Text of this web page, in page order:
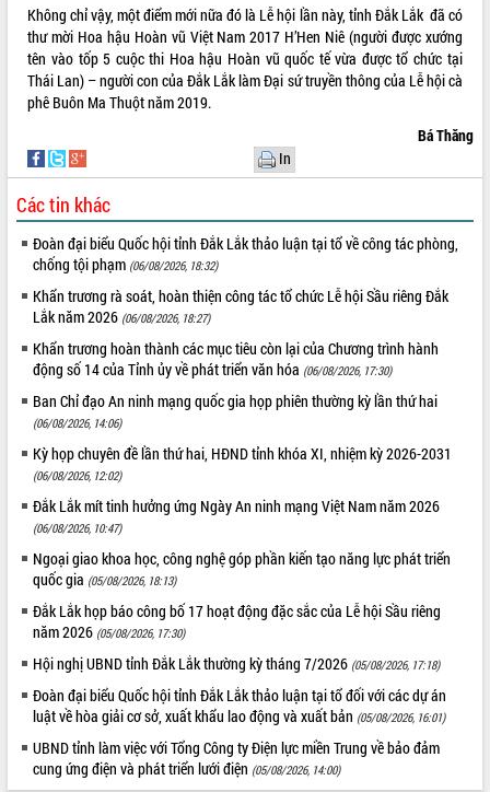
UBND tỉnh họp báo định kỳ tháng 4
năm 2026
Hội thảo khoa học “Giải pháp thúc đẩy
phát triển nền kinh tế xanh tại tỉnh
Đắk Lắk”
hiện nhiệm vụ quản lý tài sản công
hàng tuần
Tháo gỡ những vướng mắc, đẩy mạnh
tại Trung tâm Phục vụ hành chính
công tỉnh
Đắk Lắk: Tôn vinh 46 giải pháp tại Hội
thi Sáng tạo Kỹ thuật 2024 - 2025
Đắk Lắk rà soát, điều chỉnh Đề án 190
về phát triển nuôi trồng thủy sản
Phó Chủ tịch UBND tỉnh Đắk Lắk
Trương Công Thái kiểm tra thực địa
Dự án cao tốc Khánh Hòa - Buôn Ma
Thuột
sản sống” trong dòng chảy toàn cầu
Xây dựng nông thôn mới: Nâng cao đời
sống người dân từ những mô hình thiết
thực
Quyết liệt tháo gỡ vướng mắc, đẩy
nhanh tiến độ các dự án trọng điểm
trong Khu kinh tế Nam Phú Yên
Hòn Yến phát triển du lịch gắn với bảo
tồn biển
Đắk Lắk thời kỳ 2021-2030, tầm nhìn
đến năm 2050
Không chỉ vậy, một điểm mới nữa đó là Lễ hội lần này, tỉnh Đắk Lắk đã có
thư mời Hoa hậu Hoàn vũ Việt Nam 2017 H’Hen Niê (người được xướng
tên vào tốp 5 cuộc thi Hoa hậu Hoàn vũ quốc tế vừa được tổ chức tại
Thái Lan) – người con của Đắk Lắk làm Đại sứ truyền thông của Lễ hội cà
phê Buôn Ma Thuột năm 2019.
Bá Thăng
In
Các tin khác
Đoàn đại biểu Quốc hội tỉnh Đắk Lắk thảo luận tại tổ về công tác phòng,
chống tội phạm (06/08/2026, 18:32)
Khẩn trương rà soát, hoàn thiện công tác tổ chức Lễ hội Sầu riêng Đắk
Lắk năm 2026 (06/08/2026, 18:27)
Khẩn trương hoàn thành các mục tiêu còn lại của Chương trình hành
động số 14 của Tỉnh ủy về phát triển văn hóa (06/08/2026, 17:30)
Ban Chỉ đạo An ninh mạng quốc gia họp phiên thường kỳ lần thứ hai
(06/08/2026, 14:06)
Kỳ họp chuyên đề lần thứ hai, HĐND tỉnh khóa XI, nhiệm kỳ 2026-2031
(06/08/2026, 12:02)
Đắk Lắk mít tinh hưởng ứng Ngày An ninh mạng Việt Nam năm 2026
(06/08/2026, 10:47)
Ngoại giao khoa học, công nghệ góp phần kiến tạo năng lực phát triển
quốc gia (05/08/2026, 18:13)
Đắk Lắk họp báo công bố 17 hoạt động đặc sắc của Lễ hội Sầu riêng
năm 2026 (05/08/2026, 17:30)
Hội nghị UBND tỉnh Đắk Lắk thường kỳ tháng 7/2026 (05/08/2026, 17:18)
Đoàn đại biểu Quốc hội tỉnh Đắk Lắk thảo luận tại tổ đối với các dự án
luật về hòa giải cơ sở, xuất khẩu lao động và xuất bản (05/08/2026, 16:01)
UBND tỉnh làm việc với Tổng Công ty Điện lực miền Trung về bảo đảm
cung ứng điện và phát triển lưới điện (05/08/2026, 14:00)